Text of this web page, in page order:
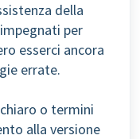
della
per
esserci ancora
errate.
o termini
alla versione